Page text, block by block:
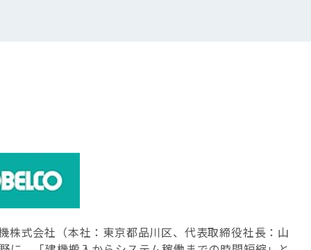
式会社（本社：東京都品川区、代表取締役社長：山